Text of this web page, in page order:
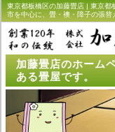
東京都板橋区の加藤畳店 | 東京都
市を中心に、畳・襖・障子の張替
加藤畳店のホーム
ある畳屋です。